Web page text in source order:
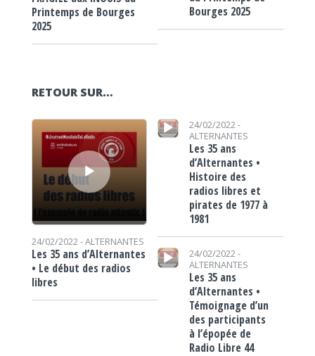
Printemps de Bourges
2025
Bourges 2025
RETOUR SUR…
Lecteur audio
24/02/2022 -ALTERNANTES
Les 35 ans d’Alternantes
• Le début des radios
libres
Lecteur audio
24/02/2022 -
ALTERNANTES
Les 35 ans
d’Alternantes •
Histoire des
radios libres et
pirates de 1977 à
1981
Lecteur audio
24/02/2022 -
ALTERNANTES
Les 35 ans
d’Alternantes •
Témoignage d’un
des participants
à l’épopée de
Radio Libre 44